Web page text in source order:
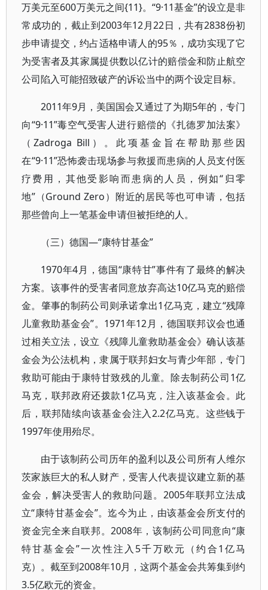
万美元至600万美元之间{11}。“9·11基金”的设立是非
常成功的，截止到2003年12月22日，共有2838份初
步申请提交，约占适格申请人的95％，成功实现了它
为受害者及其家属提供数以亿计的赔偿金和防止航空
公司陷入可能招致破产的诉讼当中的两个设定目标。
2011年9月，美国国会又通过了为期5年的，专门
向“9·11”毒空气受害人进行赔偿的《扎德罗加法案》
（Zadroga Bill）。此项基金旨在帮助那些因
在“9·11”恐怖袭击现场参与救援而患病的人员支付医
疗费用，其他受影响而患病的人员，例如“归零
地”（Ground Zero）附近的居民等也可申请，包括
那些曾向上一笔基金申请但被拒绝的人。
（三）德国—“康特甘基金”
1970年4月，德国“康特甘”事件有了最终的解决
方案。该事件的受害者同意放弃高达10亿马克的赔偿
金。肇事的制药公司则承诺拿出1亿马克，建立“残障
儿童救助基金会”。1971年12月，德国联邦议会也通
过相关立法，设立《残障儿童救助基金会》确认该基
金会为公法机构，隶属于联邦妇女与青少年部，专门
救助可能由于康特甘致残的儿童。除去制药公司1亿
马克，联邦政府还拨款1亿马克，注入该基金会。此
后，联邦陆续向该基金会注入2.2亿马克。这些钱于
1997年使用殆尽。
由于该制药公司历年的盈利以及公司所有人维尔
茨家族巨大的私人财产，受害人代表提议建立新的基
金会，解决受害人的救助问题。2005年联邦立法成
立“康特甘基金会”。迄今为止，由该基金会所支付的
资金完全来自联邦。2008年，该制药公司同意向“康
特甘基金会”一次性注入5千万欧元（约合1亿马
克）。截至到2008年10月，这两个基金会共筹集到约
3.5亿欧元的资金。